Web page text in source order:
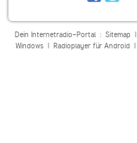
Dein Internetradio-Portal : Sitemap|
Windows| Radioplayer für Android|